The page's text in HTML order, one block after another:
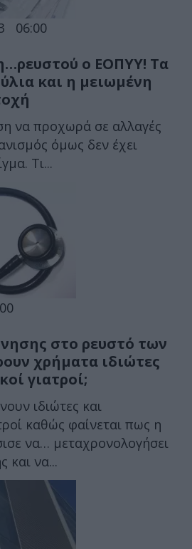
06:00
ο ΕΟΠΥΥ! Τα
και η μειωμένη
να προχωρά σε αλλαγές
όμως δεν έχει
Τι...
στο ρευστό των
χρήματα ιδιώτες
γιατροί;
ιδιώτες και
καθώς φαίνεται πως η
να… μεταχρονολογήσει
και να...